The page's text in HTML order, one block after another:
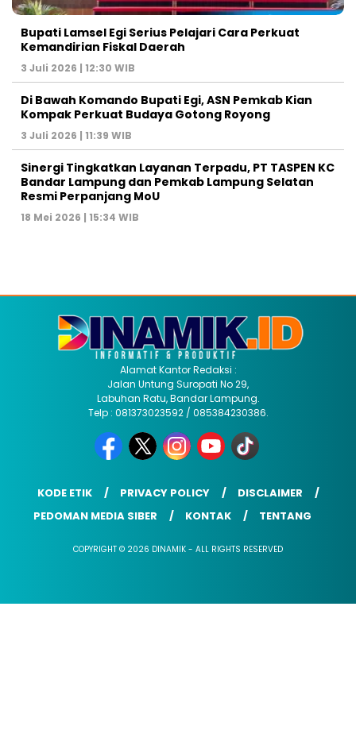
Bupati Lamsel Egi Serius Pelajari Cara Perkuat
Kemandirian Fiskal Daerah
3 Juli 2026 | 12:30 WIB
Di Bawah Komando Bupati Egi, ASN Pemkab Kian
Kompak Perkuat Budaya Gotong Royong
3 Juli 2026 | 11:39 WIB
Sinergi Tingkatkan Layanan Terpadu, PT TASPEN KC
Bandar Lampung dan Pemkab Lampung Selatan
Resmi Perpanjang MoU
18 Mei 2026 | 15:34 WIB
Alamat Kantor Redaksi :
Jalan Untung Suropati No 29,
Labuhan Ratu, Bandar Lampung.
Telp : 081373023592 / 085384230386.
KODE ETIK PRIVACY POLICY
DISCLAIMER
PEDOMAN MEDIA SIBER
KONTAK TENTANG
COPYRIGHT © 2026 DINAMIK - ALL RIGHTS RESERVED